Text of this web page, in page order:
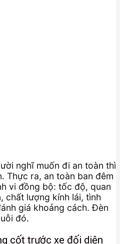
nghĩ muốn đi an toàn thì
Thực ra, an toàn ban đêm
vi đồng bộ: tốc độ, quan
chất lượng kính lái, tình
giá khoảng cách. Đèn
đó.
cốt trước xe đối diện